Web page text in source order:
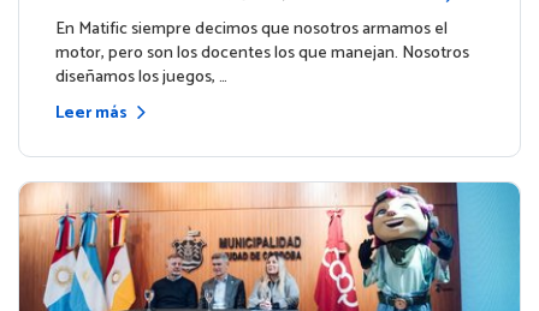
ito de Northfield School en T4.
entos
En Matific siempre decimos que nosotros armamos el
motor, pero son los docentes los que manejan. Nosotros
diseñamos los juegos, …
Leer más